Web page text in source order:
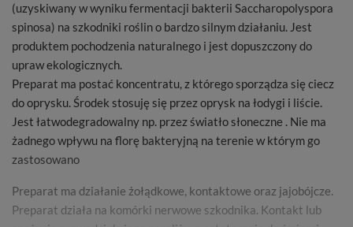
(uzyskiwany w wyniku fermentacji bakterii Saccharopolyspora
spinosa) na szkodniki roślin o bardzo silnym działaniu. Jest
produktem pochodzenia naturalnego i jest dopuszczony do
upraw ekologicznych.
Preparat ma postać koncentratu, z którego sporządza się ciecz
do oprysku. Środek stosuję się przez oprysk na łodygi i liście.
Jest łatwodegradowalny np. przez światło słoneczne . Nie ma
żadnego wpływu na florę bakteryjną na terenie w którym go
zastosowano
Preparat ma działanie żołądkowe, kontaktowe oraz jajobójcze.
Preparat działa na komórki nerwowe szkodnika. Kontakt lub